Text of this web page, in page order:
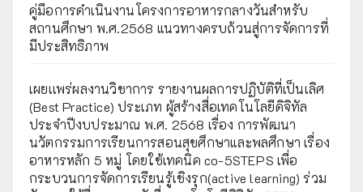
คู่มือการดำเนินงานโครงการอาหารกลางวันสำหรับ
สถานศึกษา พ.ศ.2568 แนวทางครบถ้วนสู่การจัดการที่
มีประสิทธิภาพ
เผยเเพร่ผลงานวิชาการ รายงานผลการปฏิบัติที่เป็นเลิศ
(Best Practice) ประเภท ผู้สร้างสื่อเทคโนโลยีดิจิทัล
ประจำปีงบประมาณ พ.ศ. 2568 เรื่อง การพัฒนา
นวัตกรรมการเรียนการสอนสุขศึกษาและพลศึกษา เรื่อง
อาหารหลัก 5 หมู่ โดยใช้เทคนิค co-5STEPS เพื่อ
กระบวนการจัดการเรียนรู้เชิงรุก(active learning) ร่วม